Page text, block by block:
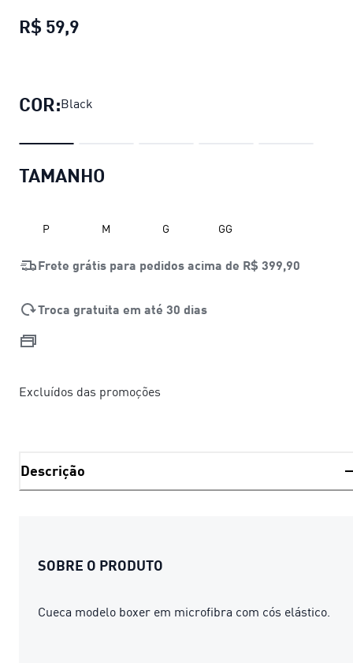
R$ 59,9
COR:Black
TAMANHO
P M G GG
Frete grátis para pedidos acima de R$ 399,90
Troca gratuita em até 30 dias
Excluídos das promoções
Descrição
SOBRE O PRODUTO
Cueca modelo boxer em microfibra com cós elástico.